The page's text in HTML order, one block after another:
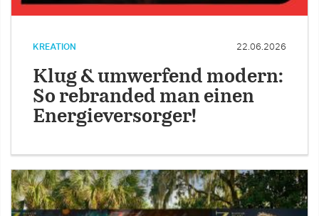
KREATION 22.06.2026
Klug & umwerfend modern:
So rebranded man einen
Energieversorger!